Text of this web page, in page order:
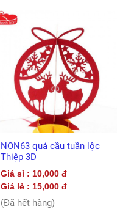
NON63 quả cầu tuần lộc
Thiệp 3D
Giá sỉ : 10,000 đ
Giá lẻ : 15,000 đ
(Đã hết hàng)